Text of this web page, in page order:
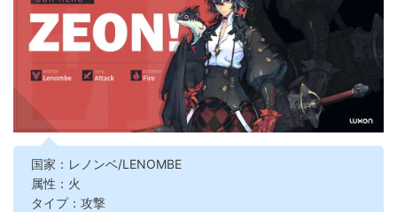
国家：レノンベ/LENOMBE
属性：火
タイプ：攻撃